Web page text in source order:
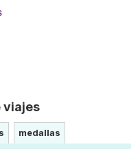
viajes
medallas